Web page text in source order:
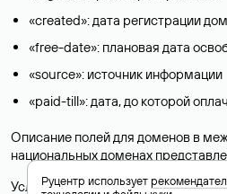
«created»: дата регистрации
«free-date»: плановая дата
«source»: источник информации
«paid-till»: дата, до которой
Описание полей для доменов в
национальных доменах
Условия использования Whois-
Руцентр использует